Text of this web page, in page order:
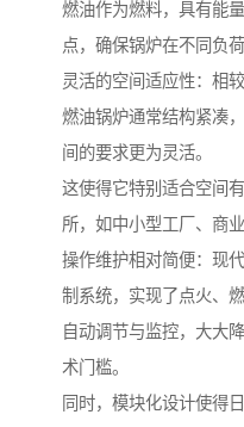
燃油作为燃料，具有能
点，确保锅炉在不同负
灵活的空间适应性：相
燃油锅炉通常结构紧凑
间的要求更为灵活。
这使得它特别适合空间
所，如中小型工厂、商
操作维护相对简便：现
制系统，实现了点火、
自动调节与监控，大大
术门槛。
同时，模块化设计使得